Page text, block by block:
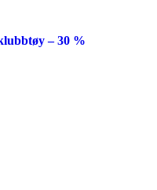
– 30 %